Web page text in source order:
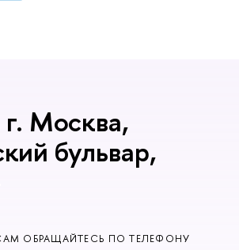
Москва,
бульвар,
ОБРАЩАЙТЕСЬ ПО ТЕЛЕФОНУ